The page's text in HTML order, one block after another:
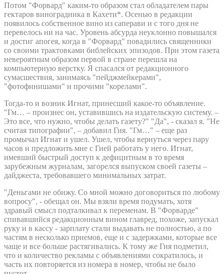
Потом "Форвард" каким-то образом стал обладателем пары
гектаров виноградника в Кахети*. Осенью в редакции
появилось собственное вино из саперави и с того дня не
перевелось ни на час. Уровень абсурда неуклонно повышался
и достиг апогея, когда в "Форвард" повадились священники
со своими трактовками библейских эпизодов. При этом газета
невероятным образом первой в стране перешла на
компьютерную верстку. Я спасался от редакционного
сумасшествия, занимаясь "пейджмейкерами",
"фотофинишами" и прочими "корелами".
Тогда-то и возник Игнат, принесший какое-то объявление.
"Гм… – произнес он, уставившись на издательскую систему. –
Это все, что нужно, чтобы делать газету?" "Да", - сказал я. "Не
считая типографии", – добавил Гия. "Гм…" – еще раз
промычал Игнат и ушел. Ушел, чтобы вернуться через пару
часов и предложить мне с Гией работать у него. Игнат,
имевший быстрый доступ к дефицитным в то время
зарубежным журналам, загорелся выпуском своей газеты –
дайджеста, требовавшего минимальных затрат.
"Деньгами не обижу. Со мной можно договориться по любому
вопросу", - обещал он. Мы взяли время подумать, хотя
здравый смысл подталкивал к переменам. В "Форварде"
спивавшийся редакционным вином главред, похоже, запускал
руку и в кассу - зарплату стали выдавать не полностью, а по
частям в несколько приемов, еще и с задержками, которые все
чаще и все больше растягивались. К тому же Гия подметил,
что и количество рекламы с объявлениями сократилось, и
часть их повторяется из номера в номер, чтобы не было